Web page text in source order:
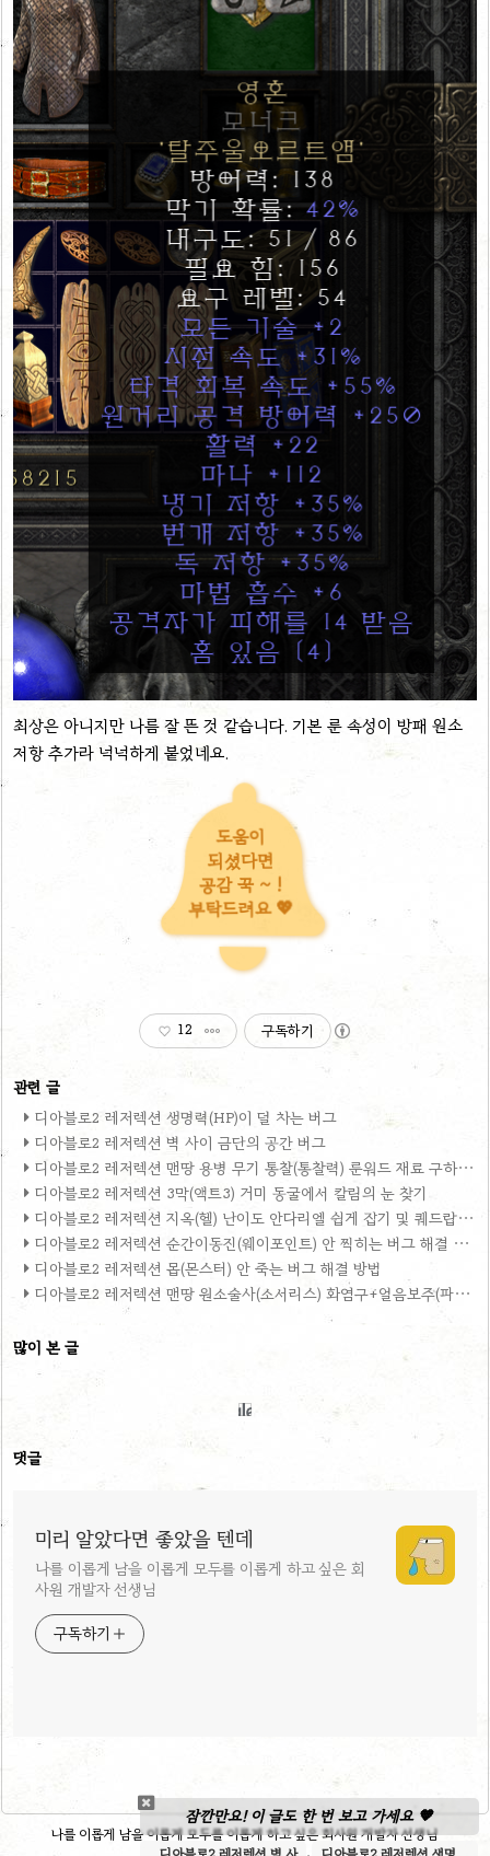
최상은 아니지만 나름 잘 뜬 것 같습니다. 기본 룬 속성이 방패 원소
저항 추가라 넉넉하게 붙었네요.
도움이
되셨다면
공감 꾹 ~ !
부탁드려요 💖
12 구독하기
디아블로2 레저렉션 생명력(HP)이 덜 차는 버그
디아블로2 레저렉션 벽 사이 금단의 공간 버그
디아블로2 레저렉션 맨땅 용병 무기 통찰(통찰력) 룬워드 재료 구하기
디아블로2 레저렉션 3막(액트3) 거미 동굴에서 칼림의 눈 찾기
디아블로2 레저렉션 지옥(헬) 난이도 안다리엘 쉽게 잡기 및 퀘드랍 버그
디아블로2 레저렉션 순간이동진(웨이포인트) 안 찍히는 버그 해결 방법
디아블로2 레저렉션 몹(몬스터) 안 죽는 버그 해결 방법
디아블로2 레저렉션 맨땅 원소술사(소서리스) 화염구+얼음보주(파볼오브소서) 가장 효율 좋은 스킬 찍는 순서
많이 본 글
댓글
미리 알았다면 좋았을 텐데
나를 이롭게 남을 이롭게 모두를 이롭게 하고 싶은 회
사원 개발자 선생님
구독하기
나를 이롭게 남을 이롭게 모두를 이롭게 하고 싶은 회사원 개발자 선생님
잠깐만요! 이 글도 한 번 보고 가세요 🧡